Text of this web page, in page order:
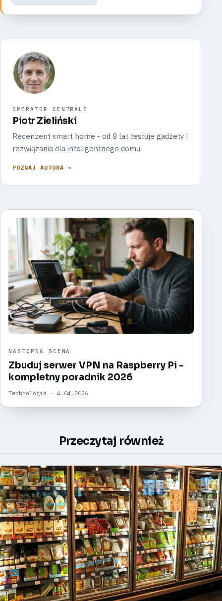
OPERATOR CENTRALI
Piotr Zieliński
Recenzent smart home - od 8 lat testuje gadżety i
rozwiązania dla inteligentnego domu.
POZNAJ AUTORA →
NASTĘPNA SCENA
Zbuduj serwer VPN na Raspberry Pi -
kompletny poradnik 2026
Technologia · 4.04.2026
Przeczytaj również